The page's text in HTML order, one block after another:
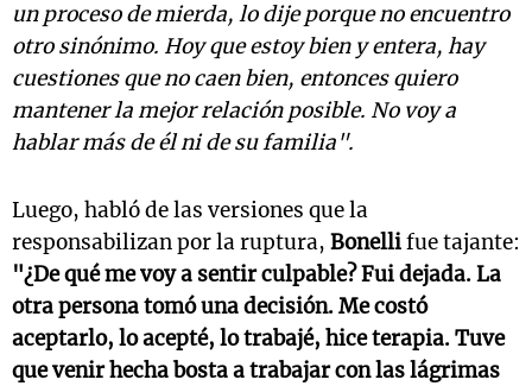
un proceso de mierda, lo dije porque no encuentro
otro sinónimo. Hoy que estoy bien y entera, hay
cuestiones que no caen bien, entonces quiero
mantener la mejor relación posible. No voy a
hablar más de él ni de su familia".
Luego, habló de las versiones que la
responsabilizan por la ruptura, Bonellifue tajante:
"¿De qué me voy a sentir culpable? Fui dejada. La
otra persona tomó una decisión. Me costó
aceptarlo, lo acepté, lo trabajé, hice terapia. Tuve
que venir hecha bosta a trabajar con las lágrimas